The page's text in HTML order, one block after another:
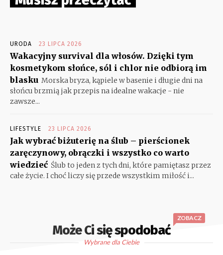
URODA 23 LIPCA 2026
Wakacyjny survival dla włosów. Dzięki tym
kosmetykom słońce, sól i chlor nie odbiorą im
blasku Morska bryza, kąpiele w basenie i długie dni na
słońcu brzmią jak przepis na idealne wakacje - nie
zawsze...
LIFESTYLE 23 LIPCA 2026
Jak wybrać biżuterię na ślub – pierścionek
zaręczynowy, obrączki i wszystko co warto
wiedzieć Ślub to jeden z tych dni, które pamiętasz przez
całe życie. I choć liczy się przede wszystkim miłość i...
Może Ci się spodobać
ZOBACZ
Wybrane dla Ciebie